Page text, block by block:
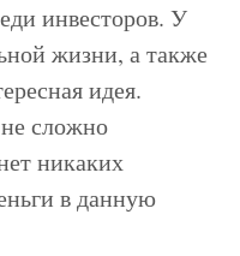
инвесторов. У
жизни, а также
идея.
сложно
никаких
в данную